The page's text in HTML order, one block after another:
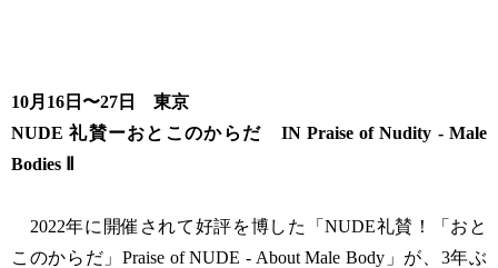
10月16日〜27日 東京
NUDE 礼賛ーおとこのからだ IN Praise of Nudity - Male
Bodies Ⅱ
2022年に開催されて好評を博した「NUDE礼賛！「おと
このからだ」Praise of NUDE - About Male Body」が、3年ぶ